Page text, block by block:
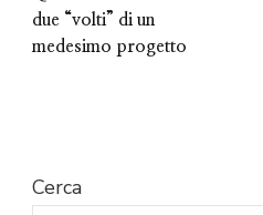
due “volti” di un
medesimo progetto
Cerca